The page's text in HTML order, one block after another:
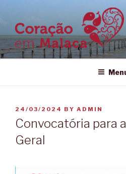
content
POSTED
ON
24/03/2024 BY ADMIN
Convocatória para
Geral